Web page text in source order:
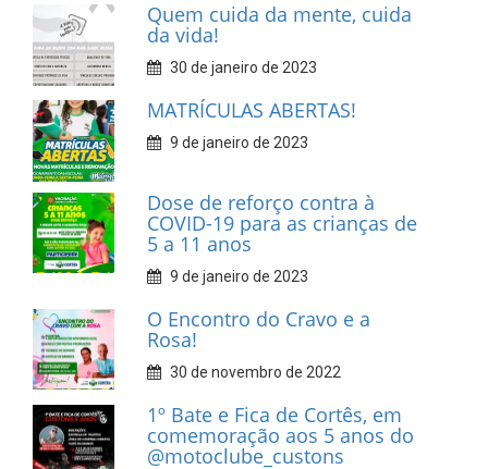
Quem cuida da mente, cuida
da vida!
30 de janeiro de 2023
MATRÍCULAS ABERTAS!
9 de janeiro de 2023
Dose de reforço contra à
COVID-19 para as crianças de
5 a 11 anos
9 de janeiro de 2023
O Encontro do Cravo e a
Rosa!
30 de novembro de 2022
1º Bate e Fica de Cortês, em
comemoração aos 5 anos do
@motoclube_custons